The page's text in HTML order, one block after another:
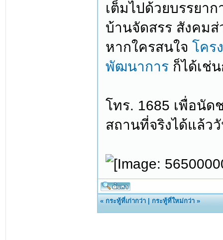
เต็มไปด้วยบรรยา
บ้านจัดสรร สังคม
หากใครสนใจโคร
พัฒนาการ ก็ได้เช่
โทร. 1685 เพื่อนัด
สถานที่จริงได้แล้ว
«กระทู้ที่เก่ากว่า |กระทู้ที่ใหม่กว่า »